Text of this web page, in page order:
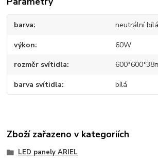
barva neutrální bílá
výkon 60W
rozměr svítidla
barva svítidla bílá
Zboží zařazeno v kategoriích
LED panely ARIEL